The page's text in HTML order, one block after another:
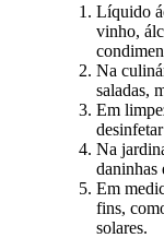
Líquido
vinho,
Na
saladas,
Em
Na
daninhas
Em
fins,
solares.